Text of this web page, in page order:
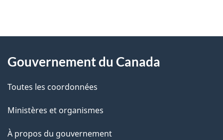
D
t
a
l
s
propos
ce
site
Gouvernement du Canada
Toutes les coordonnées
Ministères et organismes
À propos du gouvernement